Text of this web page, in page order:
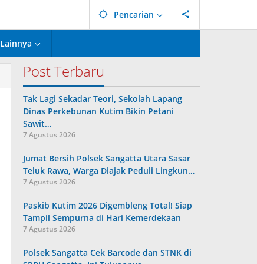
Pencarian
Lainnya
Post Terbaru
Tak Lagi Sekadar Teori, Sekolah Lapang
Dinas Perkebunan Kutim Bikin Petani
Sawit…
7 Agustus 2026
Jumat Bersih Polsek Sangatta Utara Sasar
Teluk Rawa, Warga Diajak Peduli Lingkun…
7 Agustus 2026
Paskib Kutim 2026 Digembleng Total! Siap
Tampil Sempurna di Hari Kemerdekaan
7 Agustus 2026
Polsek Sangatta Cek Barcode dan STNK di